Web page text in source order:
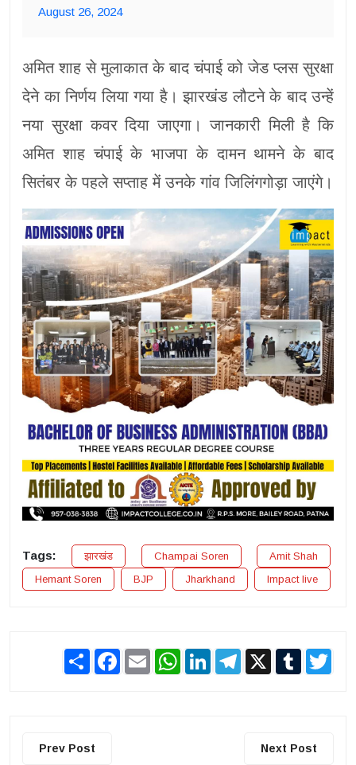
August 26, 2024
अमित शाह से मुलाकात के बाद चंपाई को जेड प्लस सुरक्षा
देने का निर्णय लिया गया है। झारखंड लौटने के बाद उन्हें
नया सुरक्षा कवर दिया जाएगा। जानकारी मिली है कि
अमित शाह चंपाई के भाजपा के दामन थामने के बाद
सितंबर के पहले सप्ताह में उनके गांव जिलिंगगोड़ा जाएंगे।
Tags: झारखंड Champai Soren
Amit Shah
Hemant Soren
BJP Jharkhand Impact live
Share Facebook
Email WhatsAppLinkedInTelegram
X Tumblr
Prev Post Next Post